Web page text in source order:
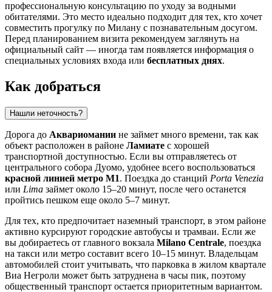
профессиональную консультацию по уходу за водными
обитателями. Это место идеально подходит для тех, кто хочет
совместить прогулку по Милану с познавательным досугом.
Перед планированием визита рекомендуем заглянуть на
официальный сайт — иногда там появляется информация о
специальных условиях входа или бесплатных днях.
Как добраться
Нашли неточность?
Дорога до Аквариомании не займет много времени, так как
объект расположен в районе Ламиате с хорошей
транспортной доступностью. Если вы отправляетесь от
центрального собора Дуомо, удобнее всего воспользоваться
красной линией метро M1. Поездка до станций Porta Venezia
или Lima займет около 15–20 минут, после чего останется
пройтись пешком еще около 5–7 минут.
Для тех, кто предпочитает наземный транспорт, в этом районе
активно курсируют городские автобусы и трамваи. Если же
вы добираетесь от главного вокзала Milano Centrale, поездка
на такси или метро составит всего 10–15 минут. Владельцам
автомобилей стоит учитывать, что парковка в жилом квартале
Виа Негроли может быть затруднена в часы пик, поэтому
общественный транспорт остается приоритетным вариантом.